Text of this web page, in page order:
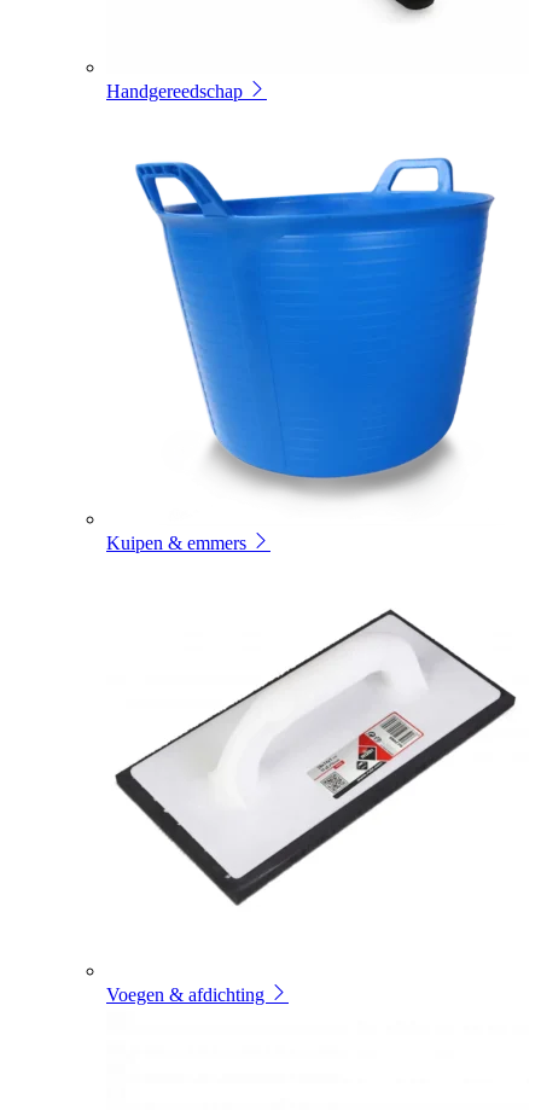
Handgereedschap
Kuipen & emmers
Voegen & afdichting